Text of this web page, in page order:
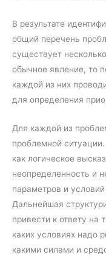
В результате
общий перечень
существует
обычное явление, то
каждой из них
для определения
Для каждой из
проблемной
как логическое
неопределенность и
параметров и
Дальнейшая
привести к ответу на
каких условиях надо
какими силами и